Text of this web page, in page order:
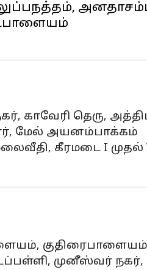
காவேரி தெரு,
மேல் அயனம்பாக்கம்
கீரமடை I முதல்
முனீஸ்வர் நகர்,